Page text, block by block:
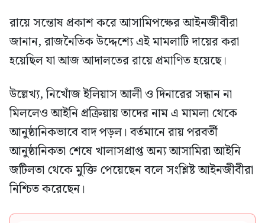
রায়ে সন্তোষ প্রকাশ করে আসামিপক্ষের আইনজীবীরা
জানান, রাজনৈতিক উদ্দেশ্যে এই মামলাটি দায়ের করা
হয়েছিল যা আজ আদালতের রায়ে প্রমাণিত হয়েছে।
উল্লেখ্য, নিখোঁজ ইলিয়াস আলী ও দিনারের সন্ধান না
মিললেও আইনি প্রক্রিয়ায় তাদের নাম এ মামলা থেকে
আনুষ্ঠানিকভাবে বাদ পড়ল। বর্তমানে রায় পরবর্তী
আনুষ্ঠানিকতা শেষে খালাসপ্রাপ্ত অন্য আসামিরা আইনি
জটিলতা থেকে মুক্তি পেয়েছেন বলে সংশ্লিষ্ট আইনজীবীরা
নিশ্চিত করেছেন।